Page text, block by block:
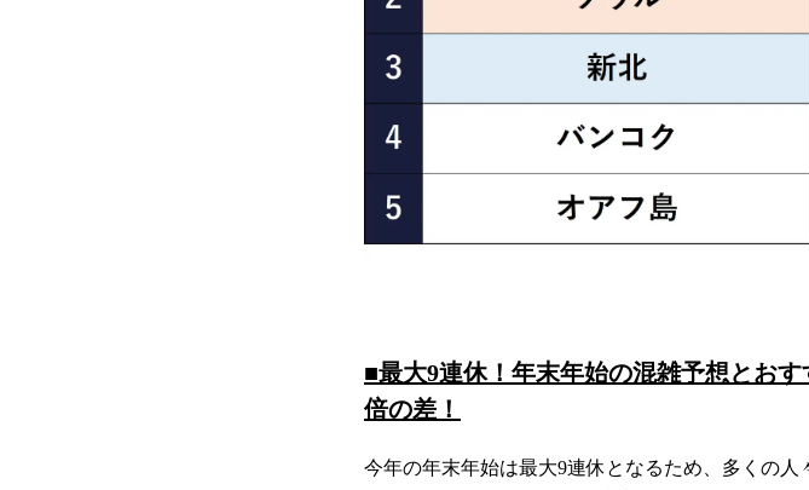
■最大9連休！年末年始の混雑予想とお
倍の差！
今年の年末年始は最大9連休となるため、多くの人